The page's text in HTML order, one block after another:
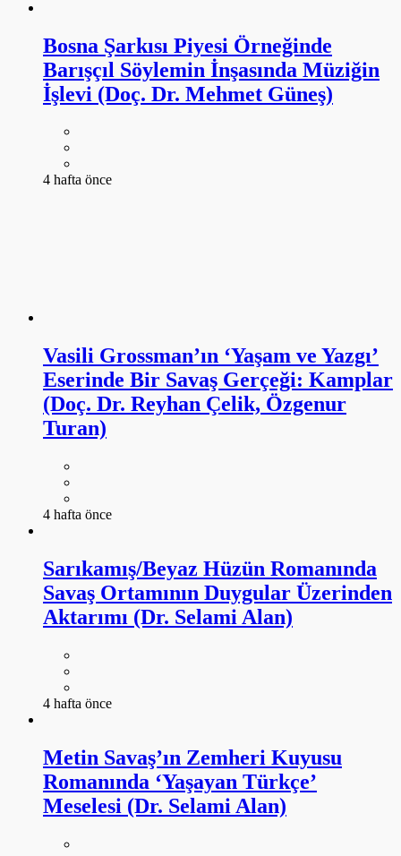
Bosna Şarkısı Piyesi Örneğinde
Barışçıl Söylemin İnşasında Müziğin
İşlevi (Doç. Dr. Mehmet Güneş)
4 hafta önce
Vasili Grossman’ın ‘Yaşam ve Yazgı’
Eserinde Bir Savaş Gerçeği: Kamplar
(Doç. Dr. Reyhan Çelik, Özgenur
Turan)
4 hafta önce
Sarıkamış/Beyaz Hüzün Romanında
Savaş Ortamının Duygular Üzerinden
Aktarımı (Dr. Selami Alan)
4 hafta önce
Metin Savaş’ın Zemheri Kuyusu
Romanında ‘Yaşayan Türkçe’
Meselesi (Dr. Selami Alan)